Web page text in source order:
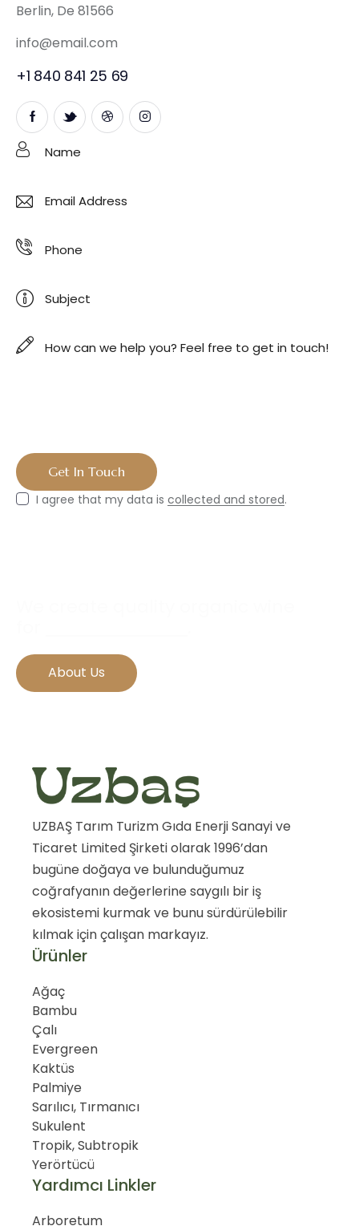
Berlin, De 81566
info@email.com
+1 840 841 25 69
I agree that my data iscollected and stored.
About Us
UZBAŞ Tarım Turizm Gıda Enerji Sanayi ve
Ticaret Limited Şirketi olarak 1996’dan
bugüne doğaya ve bulunduğumuz
coğrafyanın değerlerine saygılı bir iş
ekosistemi kurmak ve bunu sürdürülebilir
kılmak için çalışan markayız.
Ürünler
Ağaç
Bambu
Çalı
Evergreen
Kaktüs
Palmiye
Sarılıcı, Tırmanıcı
Sukulent
Tropik, Subtropik
Yerörtücü
Yardımcı Linkler
Arboretum